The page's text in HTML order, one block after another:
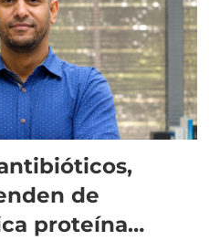
de
proteína